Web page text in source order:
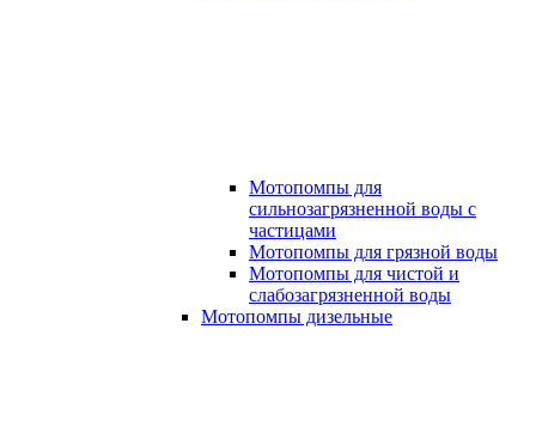
Мотопомпы для
сильнозагрязненной воды с
частицами
Мотопомпы для грязной воды
Мотопомпы для чистой и
слабозагрязненной воды
Мотопомпы дизельные